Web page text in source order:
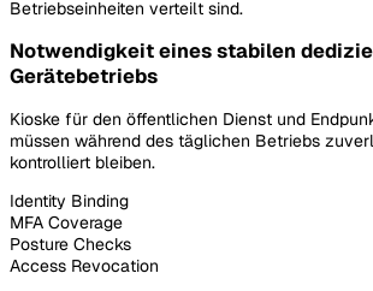
Betriebseinheiten verteilt sind.
Notwendigkeit eines stabilen
Gerätebetriebs
Kioske für den öffentlichen Dienst und
müssen während des täglichen Betriebs
kontrolliert bleiben.
Identity Binding
MFA Coverage
Posture Checks
Access Revocation